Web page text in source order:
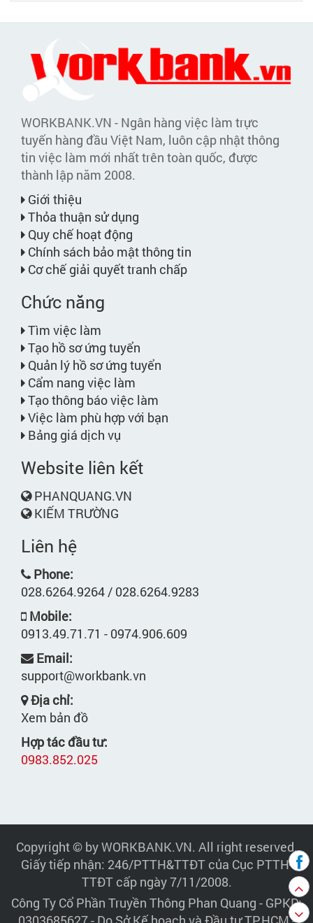
WORKBANK.VN - Ngân hàng việc làm trực
tuyến hàng đầu Việt Nam, luôn cập nhật thông
tin việc làm mới nhất trên toàn quốc, được
thành lập năm 2008.
Giới thiệu
Thỏa thuận sử dụng
Quy chế hoạt động
Chính sách bảo mật thông tin
Cơ chế giải quyết tranh chấp
Chức năng
Tìm việc làm
Tạo hồ sơ ứng tuyển
Quản lý hồ sơ ứng tuyển
Cẩm nang việc làm
Tạo thông báo việc làm
Việc làm phù hợp với bạn
Bảng giá dịch vụ
Website liên kết
PHANQUANG.VN
KIẾM TRƯỜNG
Liên hệ
Phone:
028.6264.9264 / 028.6264.9283
Mobile:
0913.49.71.71 - 0974.906.609
Email:
support@workbank.vn
Địa chỉ:
Xem bản đồ
Hợp tác đầu tư:
0983.852.025
Copyright © by WORKBANK.VN. All right reserved.
Giấy tiếp nhận: 246/PTTH&TTĐT của Cục PTTH-
TTĐT cấp ngày 7/11/2008.
Công Ty Cổ Phần Truyền Thông Phan Quang - GPKD: